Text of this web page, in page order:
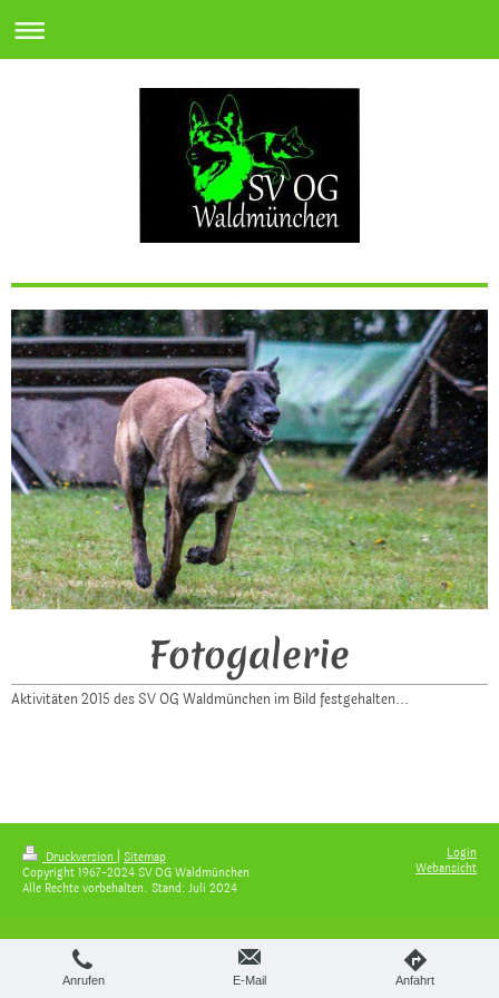
Fotogalerie
Aktivitäten 2015 des SV OG Waldmünchen im Bild festgehalten...
Druckversion Sitemap
Copyright 1967-2024 SV OG Waldmünchen
Alle Rechte vorbehalten. Stand: Juli 2024
Login
Webansicht
Anrufen E-Mail Anfahrt